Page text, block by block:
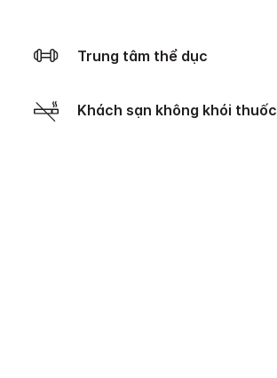
Trung tâm thể dục
Khách sạn không khói thuốc